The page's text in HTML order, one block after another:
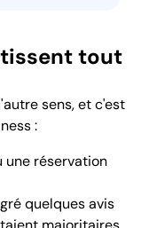
tout
sens, et c'est
:
une réservation
quelques avis